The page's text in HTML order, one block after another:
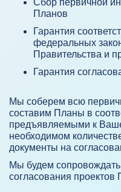
Сбор первичной
Планов
Гарантия
федеральных
Правительства и
Гарантия
Мы соберем всю
составим Планы в
предъявляемыми к
необходимом
документы на
Мы будем
согласования